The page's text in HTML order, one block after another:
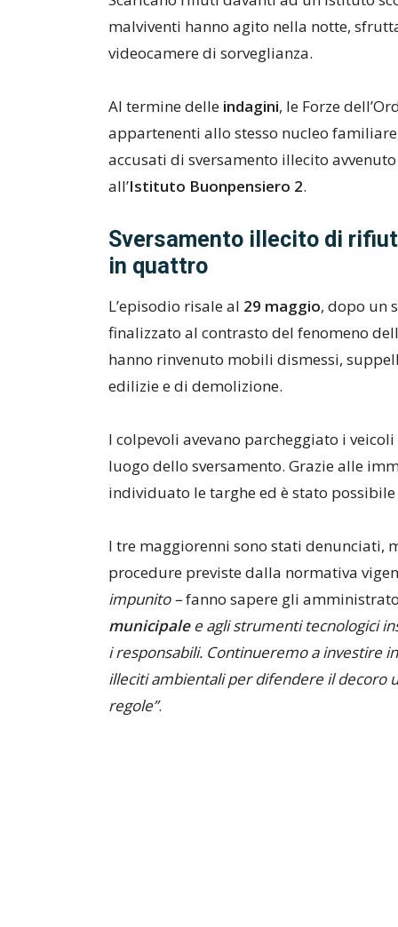
malviventi hanno agito nella notte,
videocamere di sorveglianza.
Al termine delle indagini, le Forze
appartenenti allo stesso nucleo
accusati di sversamento illecito
all’Istituto Buonpensiero 2.
Sversamento illecito di
in quattro
L’episodio risale al 29 maggio, dopo un
finalizzato al contrasto del fenomeno
hanno rinvenuto mobili dismessi,
edilizie e di demolizione.
I colpevoli avevano parcheggiato i
luogo dello sversamento. Grazie alle
individuato le targhe ed è stato
I tre maggiorenni sono stati denunciati,
procedure previste dalla normativa
impunito –fanno sapere gli
municipalee agli strumenti tecnologici
i responsabili. Continueremo a investire
illeciti ambientali per difendere il decoro
regole”.